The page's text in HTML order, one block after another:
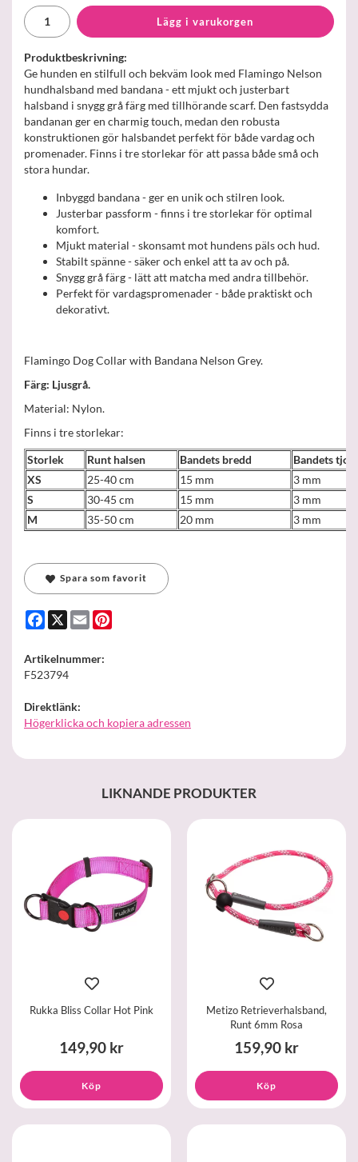
Lägg i varukorgen
Produktbeskrivning:
Ge hunden en stilfull och bekväm look med Flamingo Nelson
hundhalsband med bandana - ett mjukt och justerbart
halsband i snygg grå färg med tillhörande scarf. Den fastsydda
bandanan ger en charmig touch, medan den robusta
konstruktionen gör halsbandet perfekt för både vardag och
promenader. Finns i tre storlekar för att passa både små och
stora hundar.
Inbyggd bandana - ger en unik och stilren look.
Justerbar passform - finns i tre storlekar för optimal
komfort.
Mjukt material - skonsamt mot hundens päls och hud.
Stabilt spänne - säker och enkel att ta av och på.
Snygg grå färg - lätt att matcha med andra tillbehör.
Perfekt för vardagspromenader - både praktiskt och
dekorativt.
Flamingo Dog Collar with Bandana Nelson Grey.
Färg: Ljusgrå.
Material: Nylon.
Finns i tre storlekar:
Storlek
Runt halsen Bandets bredd
Bandets
XS
25-40 cm 15 mm
3 mm
S
30-45 cm 15 mm
3 mm
M
35-50 cm 20 mm 3 mm
Spara som favorit
Facebook
X Email
Artikelnummer:
F523794
Direktlänk:
Högerklicka och kopiera adressen
LIKNANDE PRODUKTER
Rukka Bliss Collar Hot Pink
149,90 kr
Köp
Metizo Retrieverhalsband,
Runt 6mm Rosa
159,90 kr
Köp